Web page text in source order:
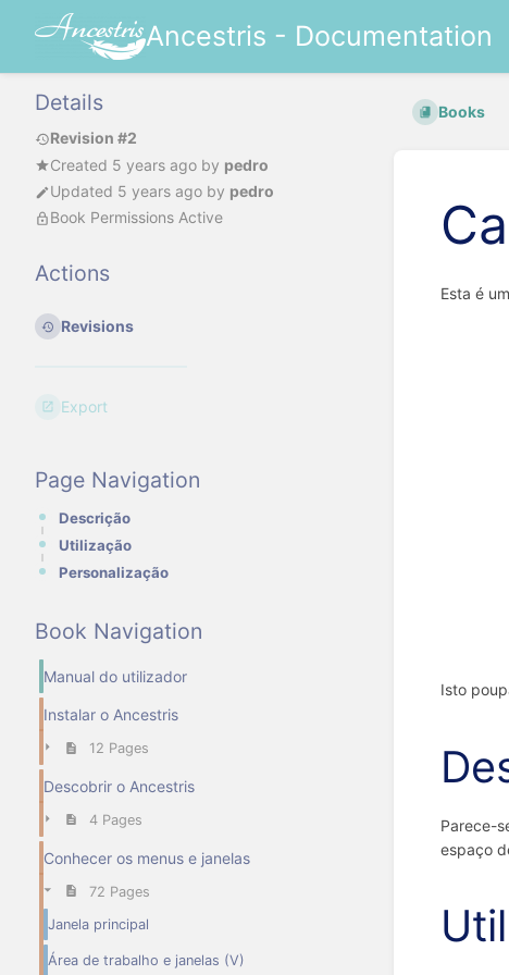
Ancestris - Documentation
Details
Revision #2
Created 5 years ago by pedro
Updated 5 years ago by pedro
Book Permissions Active
Actions
Revisions
Export
Page Navigation
Descrição
Utilização
Personalização
Book Navigation
Manual do utilizador
Instalar o Ancestris
12 Pages
Descobrir o Ancestris
4 Pages
Conhecer os menus e janelas
72 Pages
Janela principal
Área de trabalho e janelas (V)
Books
Esta é
Isto
Parece-
espaço